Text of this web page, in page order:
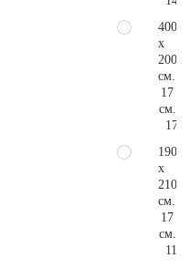
400
x
200
см.
17
см.
190
x
210
см.
17
см.